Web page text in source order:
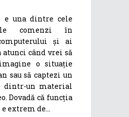
e una dintre cele
comenzi în
și ai
atunci când vrei să
o situație
sau să captezi un
dintr-un material
Dovadă că funcția
extrem de